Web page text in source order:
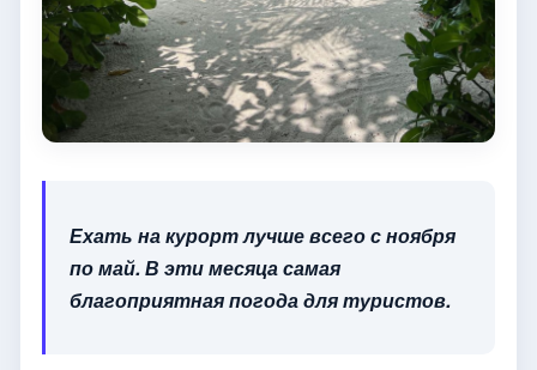
Ехать на курорт лучше всего с ноября
по май. В эти месяца самая
благоприятная погода для туристов.